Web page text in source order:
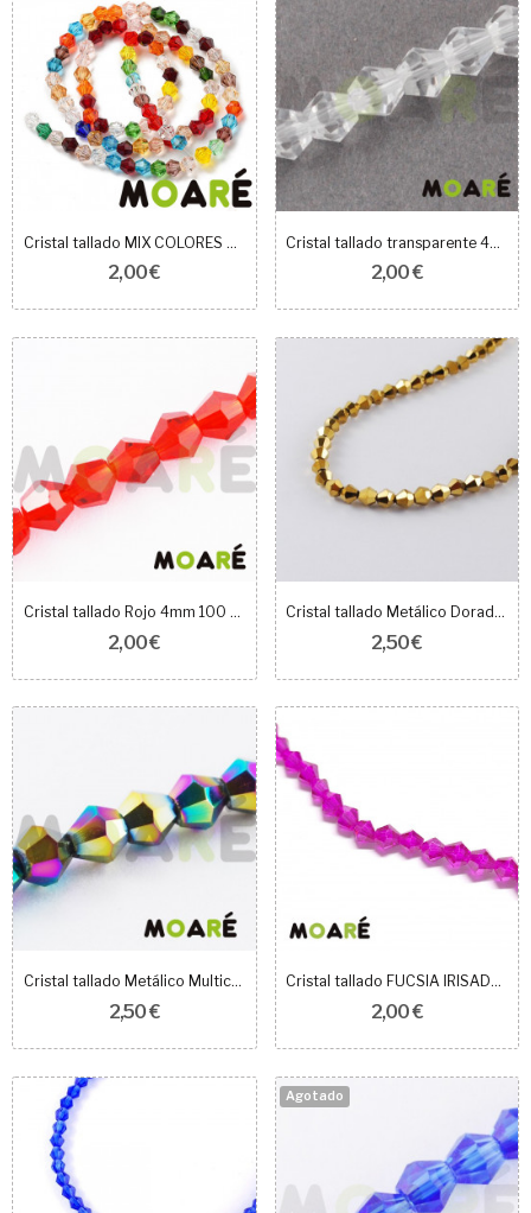
Cristal tallado MIX COLORES 4mm 100 unidades
2,00 €
Cristal tallado transparente 4mm 100 unidades
2,00 €
Cristal tallado Rojo 4mm 100 unidades
2,00 €
Cristal tallado Metálico Dorado 4mm 100 uds
2,50 €
Cristal tallado Metálico Multicolor 4mm 100uds
2,50 €
Cristal tallado FUCSIA IRISADO 4mm 100 unidades
2,00 €
Agotado